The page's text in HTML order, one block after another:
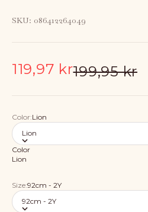
SKU: 086412264049
Salgspris
119,97 krNormalpris
199,95 kr
Color:Lion
Lion
Color
Lion
Size:92cm - 2Y
92cm - 2Y